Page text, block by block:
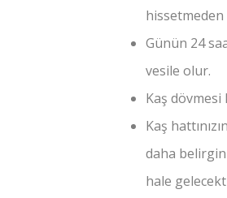
hissetmeden
Günün 24
vesile olur.
Kaş dövmesi
Kaş
daha
hale